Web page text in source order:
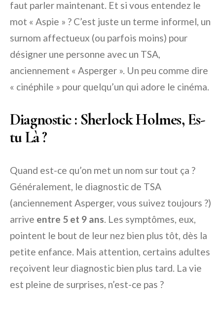
faut parler maintenant. Et si vous entendez le
mot « Aspie » ? C’est juste un terme informel, un
surnom affectueux (ou parfois moins) pour
désigner une personne avec un TSA,
anciennement « Asperger ». Un peu comme dire
« cinéphile » pour quelqu’un qui adore le cinéma.
Diagnostic : Sherlock Holmes, Es-
tu Là ?
Quand est-ce qu’on met un nom sur tout ça ?
Généralement, le diagnostic de TSA
(anciennement Asperger, vous suivez toujours ?)
arrive entre 5 et 9 ans. Les symptômes, eux,
pointent le bout de leur nez bien plus tôt, dès la
petite enfance. Mais attention, certains adultes
reçoivent leur diagnostic bien plus tard. La vie
est pleine de surprises, n’est-ce pas ?